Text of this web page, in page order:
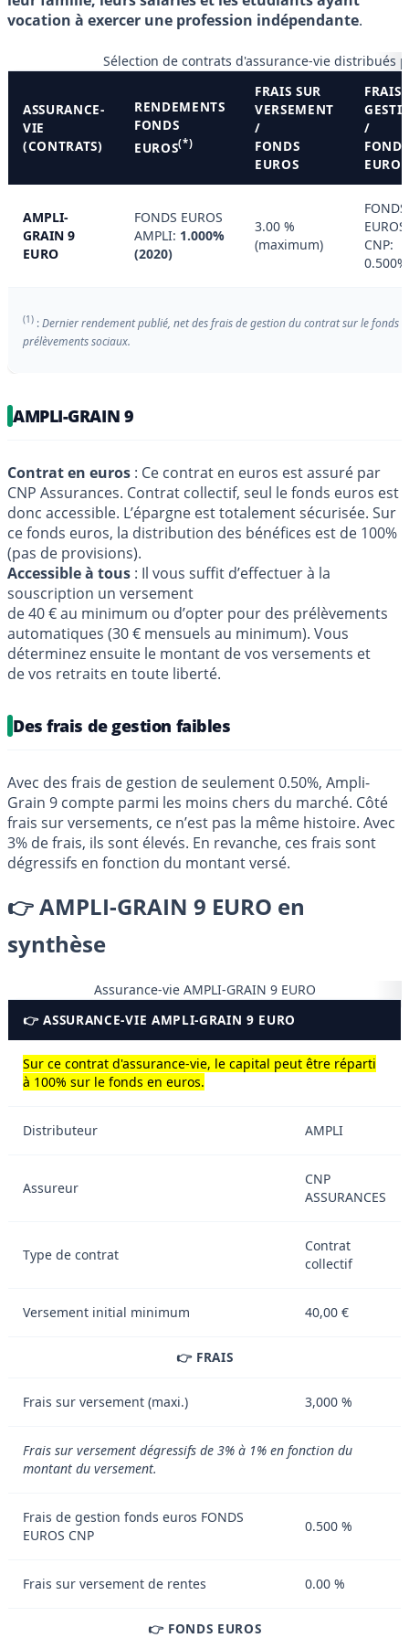
vocation à exercer une profession indépendante.
Sélection de contrats d'assurance-vie distribués
ASSURANCE-
VIE
(CONTRATS)
RENDEMENTS
FONDS
EUROS(*)
FRAIS SUR
VERSEMENT
/
FONDS
EUROS
FRAIS
/
FONDS
EUROS
AMPLI-
GRAIN 9
EURO
FONDS EUROS
AMPLI: 1.000%
(2020)
3.00 %
(maximum)
FONDS
EUROS
CNP:
0.500%
(1) :Dernier rendement publié, net des frais de gestion du contrat sur le fonds
prélèvements sociaux.
AMPLI-GRAIN 9
Contrat en euros : Ce contrat en euros est assuré par
CNP Assurances. Contrat collectif, seul le fonds euros est
donc accessible. L’épargne est totalement sécurisée. Sur
ce fonds euros, la distribution des bénéfices est de 100%
(pas de provisions).
Accessible à tous : Il vous suffit d’effectuer à la
souscription un versement
de 40 € au minimum ou d’opter pour des prélèvements
automatiques (30 € mensuels au minimum). Vous
déterminez ensuite le montant de vos versements et
de vos retraits en toute liberté.
Des frais de gestion faibles
Avec des frais de gestion de seulement 0.50%, Ampli-
Grain 9 compte parmi les moins chers du marché. Côté
frais sur versements, ce n’est pas la même histoire. Avec
3% de frais, ils sont élevés. En revanche, ces frais sont
dégressifs en fonction du montant versé.
👉 AMPLI-GRAIN 9 EURO en
synthèse
Assurance-vie AMPLI-GRAIN 9 EURO
👉 ASSURANCE-VIE AMPLI-GRAIN 9 EURO
Sur ce contrat d'assurance-vie, le capital peut être réparti
à 100% sur le fonds en euros.
Distributeur AMPLI
Assureur
CNP
ASSURANCES
Type de contrat
Contrat
collectif
Versement initial minimum 40,00 €
👉 FRAIS
Frais sur versement (maxi.) 3,000 %
Frais sur versement dégressifs de 3% à 1% en fonction du
montant du versement.
Frais de gestion fonds euros FONDS
EUROS CNP
0.500 %
Frais sur versement de rentes 0.00 %
👉 FONDS EUROS